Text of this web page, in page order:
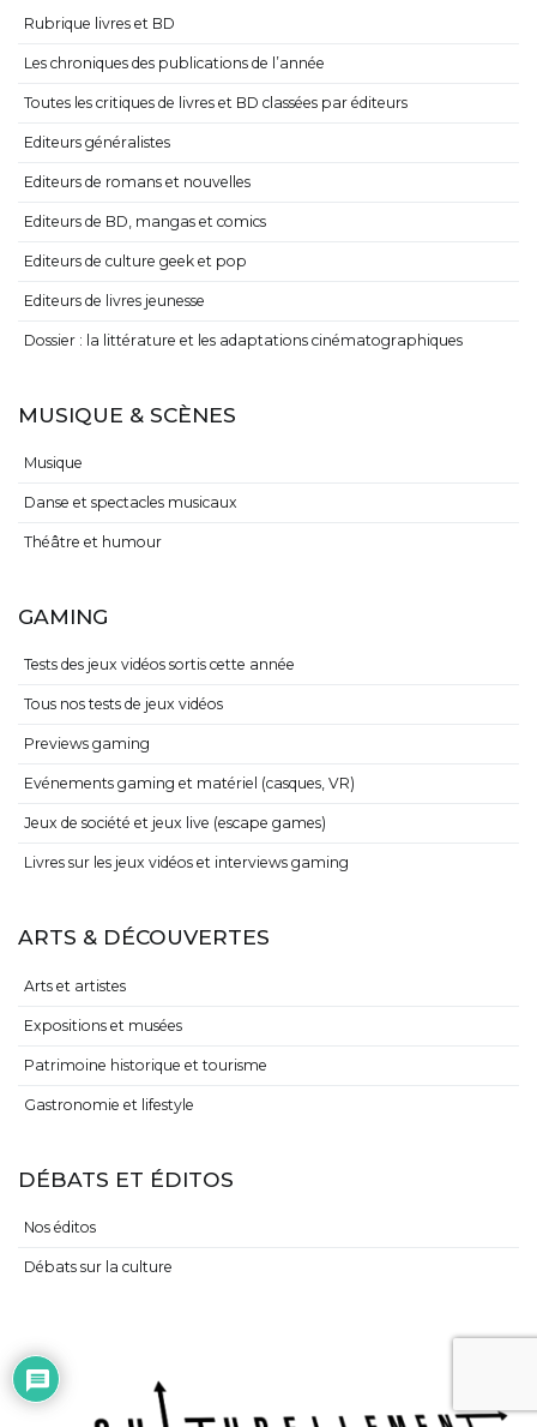
Rubrique livres et BD
Les chroniques des publications de l’année
Toutes les critiques de livres et BD classées par éditeurs
Editeurs généralistes
Editeurs de romans et nouvelles
Editeurs de BD, mangas et comics
Editeurs de culture geek et pop
Editeurs de livres jeunesse
Dossier : la littérature et les adaptations cinématographiques
MUSIQUE & SCÈNES
Musique
Danse et spectacles musicaux
Théâtre et humour
GAMING
Tests des jeux vidéos sortis cette année
Tous nos tests de jeux vidéos
Previews gaming
Evénements gaming et matériel (casques, VR)
Jeux de société et jeux live (escape games)
Livres sur les jeux vidéos et interviews gaming
ARTS & DÉCOUVERTES
Arts et artistes
Expositions et musées
Patrimoine historique et tourisme
Gastronomie et lifestyle
DÉBATS ET ÉDITOS
Nos éditos
Débats sur la culture